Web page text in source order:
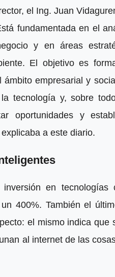
el Ing. Juan
fundamentada en el
y en áreas
El objetivo es
empresarial y
tecnología y, sobre
oportunidades y
a este diario.
en tecnologías
400%. También el
el mismo indica que
al internet de las